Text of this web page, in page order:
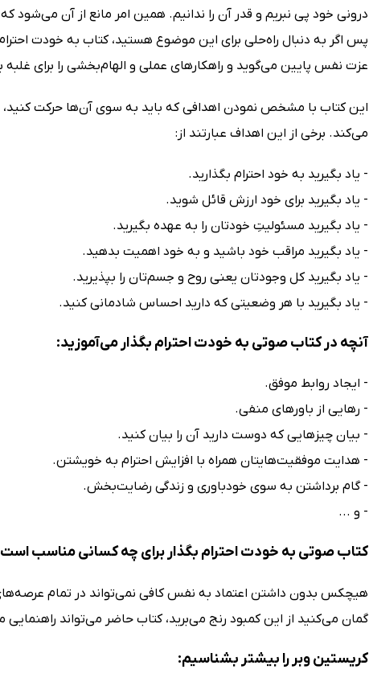
درونی خود پی نبریم و قدر آن را ندانیم. همین امر مانع از آن می‌شود
عزت نفس پایین می‌گوید و راهکارهای عملی و الهام‌بخشی را برای
این کتاب با مشخص نمودن اهدافى که باید به سوى آن‌ها حرکت
مى‌کند. برخی از این اهداف عبارتند از:
- یاد بگیرید به خود احترام بگذارید.
- یاد بگیرید براى خود ارزش قائل شوید.
- یاد بگیرید مسئولیتِ خودتان را به عهده بگیرید.
- یاد بگیرید مراقب خود باشید و به خود اهمیت بدهید.
- یاد بگیرید کل وجودتان ‌یعنى روح و جسم‌تان‌ را بپذیرید.
- یاد بگیرید با هر وضعیتی که دارید احساس شادمانی کنید.
آنچه در کتاب صوتی به خودت احترام بگذار می‌آموزید:
- ایجاد روابط موفق.
- رهایی از باورهای منفی.
- بیان چیزهایی که دوست دارید آن را بیان کنید.
- هدایت موفقیت‌هایتان همراه با افزایش احترام به خویشتن.
- گام برداشتن به سوی خودباوری و زندگی رضایت‌بخش.
- و ...
کتاب صوتی به خودت احترام بگذار برای چه کسانی مناسب
هیچکس بدون داشتن اعتماد به نفس کافی نمی‌تواند در تمام
گمان می‌کنید از این کمبود رنج می‌برید، کتاب حاضر می‌تواند
کریستین وبر را بیشتر بشناسیم: